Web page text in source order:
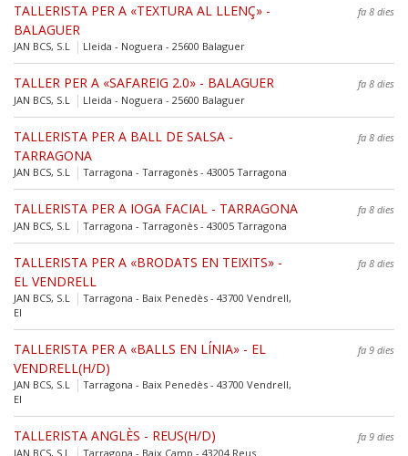
TALLERISTA PER A «TEXTURA AL LLENÇ» -
BALAGUER
fa 8 dies
JAN BCS, S.L Lleida - Noguera - 25600 Balaguer
TALLER PER A «SAFAREIG 2.0» - BALAGUER
fa 8 dies
JAN BCS, S.L
Lleida - Noguera - 25600 Balaguer
TALLERISTA PER A BALL DE SALSA -
TARRAGONA
fa 8 dies
JAN BCS, S.L Tarragona - Tarragonès - 43005 Tarragona
TALLERISTA PER A IOGA FACIAL - TARRAGONA
fa 8 dies
JAN BCS, S.L
Tarragona - Tarragonès - 43005 Tarragona
TALLERISTA PER A «BRODATS EN TEIXITS» -
EL VENDRELL
fa 8 dies
JAN BCS, S.L
Tarragona - Baix Penedès - 43700 Vendrell,
El
TALLERISTA PER A «BALLS EN LÍNIA» - EL
VENDRELL(H/D)
fa 9 dies
JAN BCS, S.L
Tarragona - Baix Penedès - 43700 Vendrell,
El
TALLERISTA ANGLÈS - REUS(H/D)
fa 9 dies
JAN BCS, S.L
Tarragona - Baix Camp - 43204 Reus